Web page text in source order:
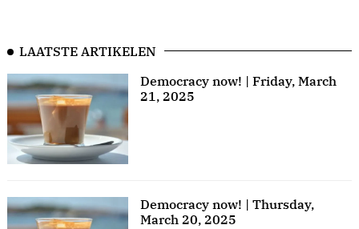
LAATSTE ARTIKELEN
Democracy now! | Friday, March
21, 2025
Democracy now! | Thursday,
March 20, 2025